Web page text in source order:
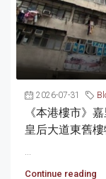
2026-07-31
《本港樓市》
皇后大道東舊
Continue reading